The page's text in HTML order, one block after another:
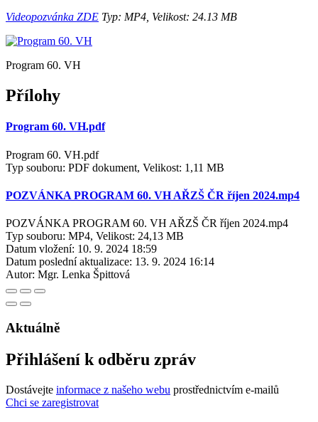
Videopozvánka ZDE Typ: MP4, Velikost: 24.13 MB
Program 60. VH
Přílohy
Program 60. VH.pdf
Program 60. VH.pdf
Typ souboru: PDF dokument, Velikost: 1,11 MB
POZVÁNKA PROGRAM 60. VH AŘZŠ ČR říjen 2024.mp4
POZVÁNKA PROGRAM 60. VH AŘZŠ ČR říjen 2024.mp4
Typ souboru: MP4, Velikost: 24,13 MB
Datum vložení: 10. 9. 2024 18:59
Datum poslední aktualizace: 13. 9. 2024 16:14
Autor: Mgr. Lenka Špittová
Aktuálně
Přihlášení k odběru zpráv
Dostávejte informace z našeho webu prostřednictvím e-mailů
Chci se zaregistrovat